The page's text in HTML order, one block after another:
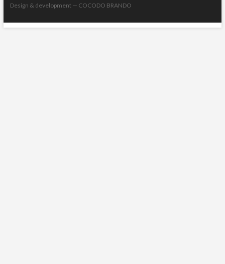
Design & development — COCODO BRANDO